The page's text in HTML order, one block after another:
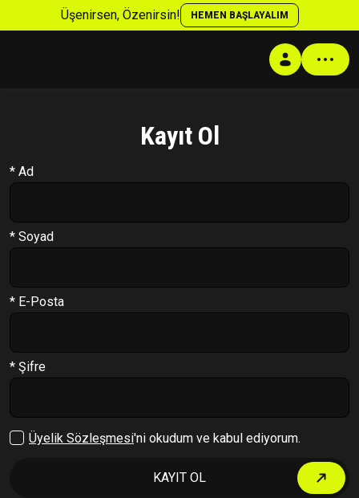
Üşenirsen, Özenirsin! HEMEN BAŞLAYALIM
Supplement Programı
Takip Sistemi
PT Formu
Kayıt Ol
* Ad
* Soyad
* E-Posta
* Şifre
Üyelik Sözleşmesi'ni okudum ve kabul ediyorum.
KAYIT OL